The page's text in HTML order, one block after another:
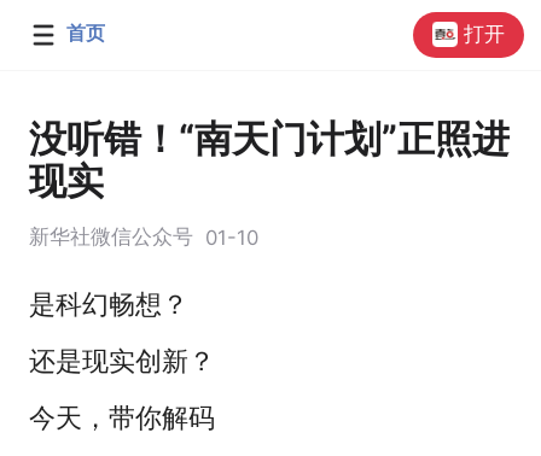
首页 打开
没听错！“南天门计划”正照进
现实
新华社微信公众号 01-10
是科幻畅想？
还是现实创新？
今天，带你解码